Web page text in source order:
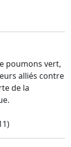
poumons vert,
alliés contre
de la